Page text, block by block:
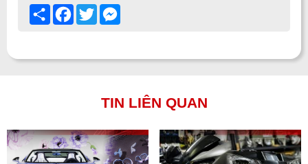
Share Facebook
Twitter
TIN LIÊN QUAN